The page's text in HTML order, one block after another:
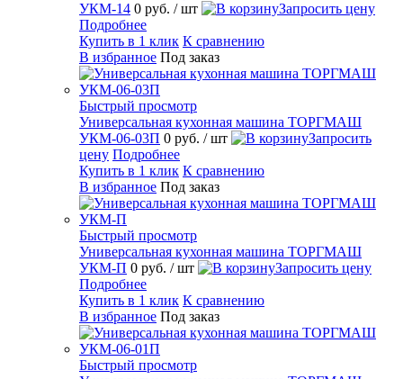
УКМ-14 0 руб. / шт
Запросить цену
Подробнее
Купить в 1 клик К сравнению
В избранное Под заказ
Быстрый просмотр
Универсальная кухонная машина ТОРГМАШ
УКМ-06-03П 0 руб. / шт
Запросить
цену Подробнее
Купить в 1 клик К сравнению
В избранное Под заказ
Быстрый просмотр
Универсальная кухонная машина ТОРГМАШ
УКМ-П 0 руб. / шт
Запросить цену
Подробнее
Купить в 1 клик К сравнению
В избранное Под заказ
Быстрый просмотр